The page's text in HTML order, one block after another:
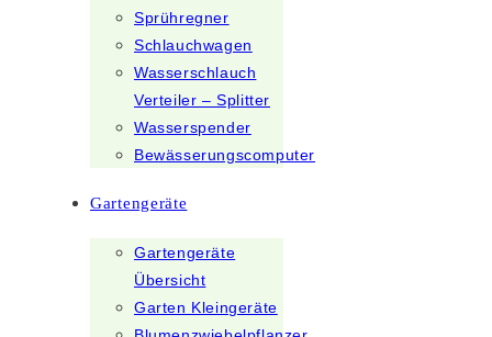
Sprühregner
Schlauchwagen
Wasserschlauch
Verteiler – Splitter
Wasserspender
Bewässerungscomputer
Gartengeräte
Gartengeräte
Übersicht
Garten Kleingeräte